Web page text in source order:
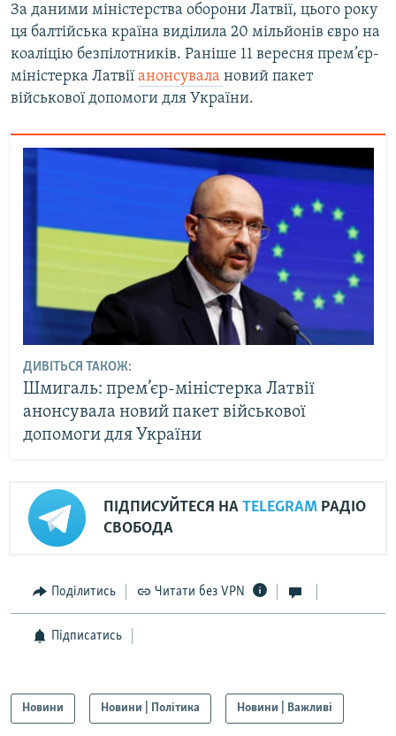
За даними міністерства оборони Латвії, цього року
ця балтійська країна виділила 20 мільйонів євро на
коаліцію безпілотників. Раніше 11 вересня прем’єр-
міністерка Латвії анонсувала новий пакет
військової допомоги для України.
ДИВІТЬСЯ ТАКОЖ:
Шмигаль: прем’єр-міністерка Латвії
анонсувала новий пакет військової
допомоги для України
ПІДПИСУЙТЕСЯ НА TELEGRAM РАДІО
СВОБОДА
Поділитись Читати без VPN
Підписатись
Новини Новини | Політика Новини | Важливі